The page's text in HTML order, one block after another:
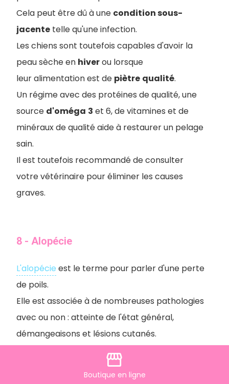
Cela peut être dû à une condition sous-
jacente telle qu'une infection.
Les chiens sont toutefois capables d'avoir la
peau sèche en hiverou lorsque
leur alimentation est de piètre qualité.
Un régime avec des protéines de qualité, une
source d'oméga 3 et 6, de vitamines et de
minéraux de qualité aide à restaurer un pelage
sain.
Il est toutefois recommandé de consulter
votre vétérinaire pour éliminer les causes
graves.
8 - Alopécie
L'alopécie est le terme pour parler d'une perte
de poils.
Elle est associée à de nombreuses pathologies
avec ou non : atteinte de l'état général,
démangeaisons et lésions cutanés.
: sexuelle, hypothyroïdie ou
storefront
Boutique en ligne